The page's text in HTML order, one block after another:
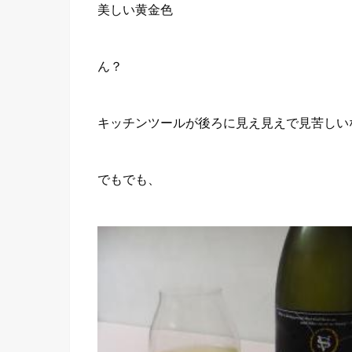
美しい黄金色
ん？
キッチンツールが後ろに見え見えで見苦しい
でもでも、